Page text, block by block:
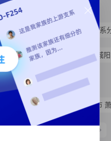
系宗亲
形成时间距今 1520 年 支系
形成时间距今 1290 年 SNP
陈**汉族山东省 青岛市 城
徐** 安徽省 宿州市